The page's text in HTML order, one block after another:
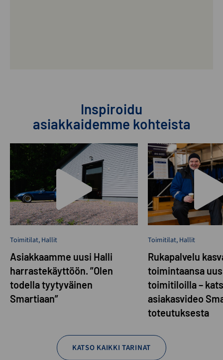
Inspiroidu
asiakkaidemme kohteista
Toimitilat, Hallit
Asiakkaamme uusi Halli
harrastekäyttöön. ”Olen
todella tyytyväinen
Smartiaan”
Toimitilat, Hallit
Rukapalvelu
toimintaansa
toimitiloilla –
asiakasvideo
toteutuksesta
KATSO KAIKKI TARINAT